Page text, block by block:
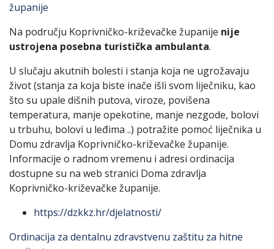
županije
Na području Koprivničko-križevačke županije nije
ustrojena posebna turistička ambulanta.
U slučaju akutnih bolesti i stanja koja ne ugrožavaju
život (stanja za koja biste inače išli svom liječniku, kao
što su upale dišnih putova, viroze, povišena
temperatura, manje opekotine, manje nezgode, bolovi
u trbuhu, bolovi u leđima ..) potražite pomoć liječnika u
Domu zdravlja Koprivničko-križevačke županije.
Informacije o radnom vremenu i adresi ordinacija
dostupne su na web stranici Doma zdravlja
Koprivničko-križevačke županije.
https://dzkkz.hr/djelatnosti/
Ordinacija za dentalnu zdravstvenu zaštitu za hitne